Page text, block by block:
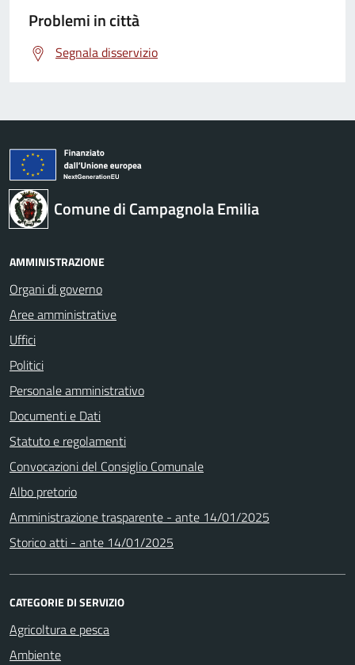
Problemi in città
Segnala disservizio
Comune di Campagnola Emilia
AMMINISTRAZIONE
Organi di governo
Aree amministrative
Uffici
Politici
Personale amministrativo
Documenti e Dati
Statuto e regolamenti
Convocazioni del Consiglio Comunale
Albo pretorio
Amministrazione trasparente - ante 14/01/2025
Storico atti - ante 14/01/2025
CATEGORIE DI SERVIZIO
Agricoltura e pesca
Ambiente